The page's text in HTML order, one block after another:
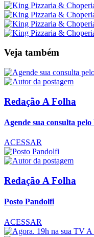
Veja também
Redação A Folha
Agende sua consulta
ACESSAR
Redação A Folha
Posto Pandolfi
ACESSAR